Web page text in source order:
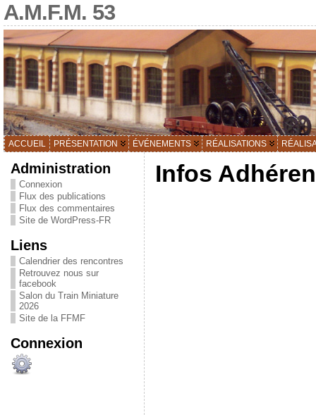
A.M.F.M. 53
ACCUEIL PRÉSENTATION ÉVÉNEMENTS RÉALISATIONS
Administration
Connexion
Flux des publications
Flux des commentaires
Site de WordPress-FR
Liens
Calendrier des rencontres
Retrouvez nous sur
facebook
Salon du Train Miniature
2026
Site de la FFMF
Connexion
Infos